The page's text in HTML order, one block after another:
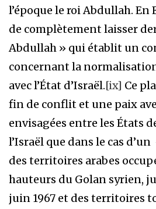
l’époque le roi Abdullah. En
de complètement laisser
Abdullah » qui établit un
concernant la
avec l’État d’Israël.[ix] Ce
fin de conflit et une paix
envisagées entre les États
l’Israël que dans le cas
des territoires arabes
hauteurs du Golan syrien,
juin 1967 et des territoires